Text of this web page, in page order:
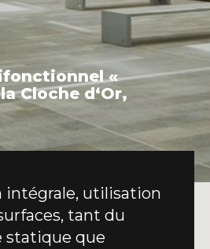
+352 26 87 03 55
«
Cloche d‘Or,
intégrale, utilisation
tant du
statique que